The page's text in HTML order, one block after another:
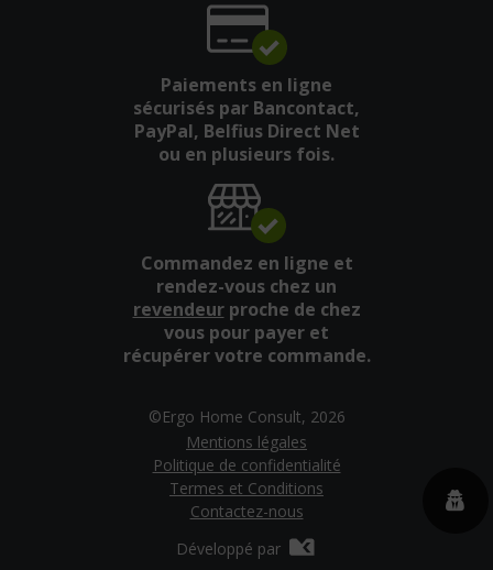
Paiements en ligne
sécurisés par Bancontact,
PayPal, Belfius Direct Net
ou en plusieurs fois.
Commandez en ligne et
rendez-vous chez un
revendeurproche de chez
vous pour payer et
récupérer votre commande.
©Ergo Home Consult, 2026
Mentions légales
Politique de confidentialité
Termes et Conditions
Contactez-nous
Développé par